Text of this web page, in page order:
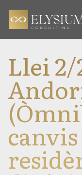
Llei 2/